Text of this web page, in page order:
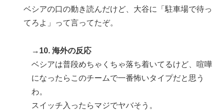
ベシアの口の動き読んだけど、大谷に「駐車場で待っ
てろよ」って言ってたぞ。
→10. 海外の反応
ベシアは普段めちゃくちゃ落ち着いてるけど、喧嘩
になったらこのチームで一番怖いタイプだと思う
わ。
スイッチ入ったらマジでヤバそう。